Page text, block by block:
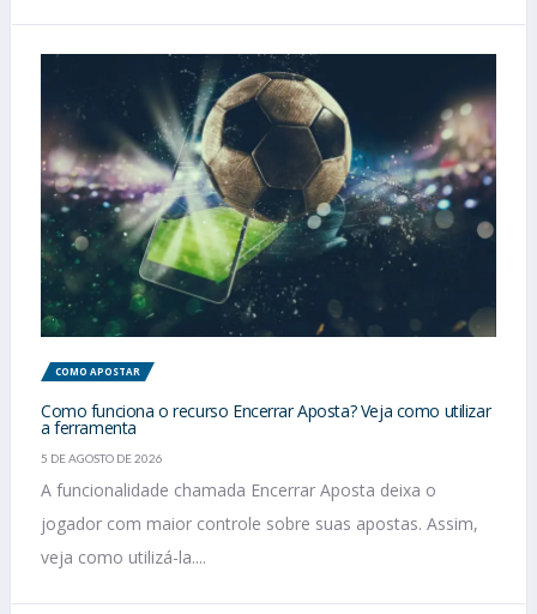
COMO APOSTAR
Como funciona o recurso Encerrar Aposta? Veja como utilizar
a ferramenta
5 DE AGOSTO DE 2026
A funcionalidade chamada Encerrar Aposta deixa o
jogador com maior controle sobre suas apostas. Assim,
veja como utilizá-la....